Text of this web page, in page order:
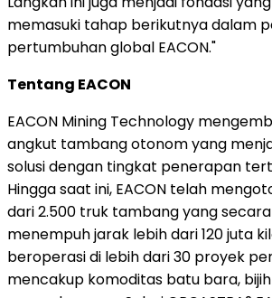
memasuki tahap berikutnya dalam
pertumbuhan global EACON."
Tentang EACON
EACON Mining Technology
angkut tambang otonom yang
solusi dengan tingkat penerapan
Hingga saat ini, EACON telah
dari 2.500 truk tambang yang
menempuh jarak lebih dari 120 juta
beroperasi di lebih dari 30 proyek
mencakup komoditas batu bara,